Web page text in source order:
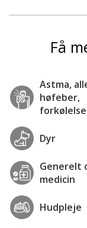
Få
Astma,
høfeber,
forkølelse
Dyr
Generelt
medicin
Hudpleje